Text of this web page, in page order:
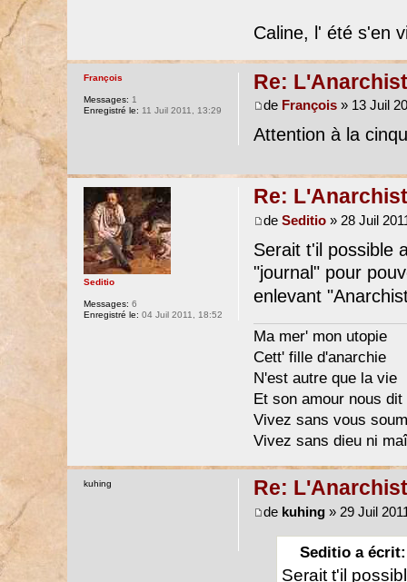
Caline, l' été s'en
Re:
de François» 13 Juil
Attention à la
François
Messages: 1
Enregistré le: 11 Juil 2011, 13:29
Re:
de Seditio» 28 Juil
Serait t'il possible
"journal" pour
enlevant
Ma mer' mon utopie
Cett' fille d'anarchie
N'est autre que la vie
Et son amour nous dit
Vivez sans vous
Vivez sans dieu ni
Seditio
Messages: 6
Enregistré le: 04 Juil 2011, 18:52
Re:
de kuhing» 29 Juil
Seditio a écrit:
Serait t'il
kuhing